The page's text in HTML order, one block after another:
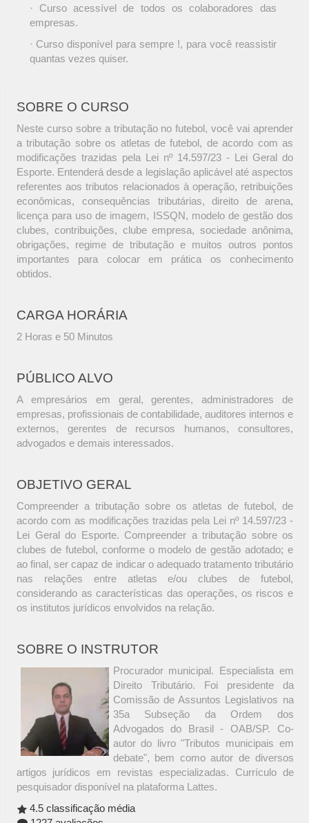
· Curso acessível de todos os colaboradores das
empresas.
· Curso disponível para sempre !, para você reassistir
quantas vezes quiser.
SOBRE O CURSO
Neste curso sobre a tributação no futebol, você vai aprender
a tributação sobre os atletas de futebol, de acordo com as
modificações trazidas pela Lei nº 14.597/23 - Lei Geral do
Esporte. Entenderá desde a legislação aplicável até aspectos
referentes aos tributos relacionados à operação, retribuições
econômicas, consequências tributárias, direito de arena,
licença para uso de imagem, ISSQN, modelo de gestão dos
clubes, contribuições, clube empresa, sociedade anônima,
obrigações, regime de tributação e muitos outros pontos
importantes para colocar em prática os conhecimento
obtidos.
CARGA HORÁRIA
2 Horas e 50 Minutos
PÚBLICO ALVO
A empresários em geral, gerentes, administradores de
empresas, profissionais de contabilidade, auditores internos e
externos, gerentes de recursos humanos, consultores,
advogados e demais interessados.
OBJETIVO GERAL
Compreender a tributação sobre os atletas de futebol, de
acordo com as modificações trazidas pela Lei nº 14.597/23 -
Lei Geral do Esporte. Compreender a tributação sobre os
clubes de futebol, conforme o modelo de gestão adotado; e
ao final, ser capaz de indicar o adequado tratamento tributário
nas relações entre atletas e/ou clubes de futebol,
considerando as características das operações, os riscos e
os institutos jurídicos envolvidos na relação.
SOBRE O INSTRUTOR
Procurador municipal. Especialista em
Direito Tributário. Foi presidente da
Comissão de Assuntos Legislativos na
35a Subseção da Ordem dos
Advogados do Brasil - OAB/SP. Co-
autor do livro "Tributos municipais em
debate", bem como autor de diversos
artigos jurídicos em revistas especializadas. Currículo de
pesquisador disponível na plataforma Lattes.
4.5 classificação média